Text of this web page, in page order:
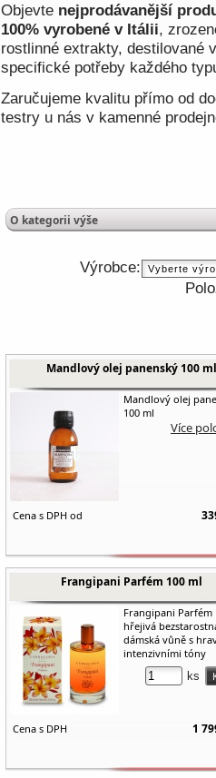
Objevte nejprodávanější
100% vyrobené v Itálii,
rostlinné extrakty, destilované
specifické potřeby každého
Zaručujeme kvalitu přímo od
testry u nás v kamenné
O kategorii výše
Výrobce:
Mandlový olej panenský 100 ml
Mandlový olej
100 ml
Více
Cena s DPH od
Frangipani Parfém 100 ml
Frangipani Parfém
hřejivá
dámská vůně s
intenzivními tóny
ks
Cena s DPH 1